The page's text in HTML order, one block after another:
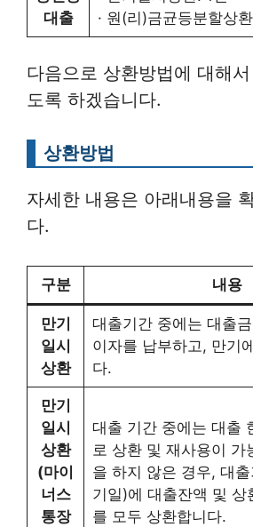
대출
· 원(리)금균등분할상
다음으로 상환방법에 대해
도록 하겠습니다.
상환방법
자세한 내용은 아래내용을
다.
구분 내용
만기
일시
상환
대출기간 중에는 대출
이자를 납부하고, 만기
다.
만기
일시
상환
(마이
너스
통장
대출 기간 중에는 대출
로 상환 및 재사용이 가
을 하지 않은 경우, 대
기일)에 대출잔액 및 상
를 모두 상환합니다.